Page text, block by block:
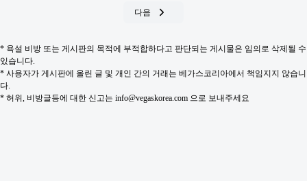
다음
* 욕설 비방 또는 게시판의 목적에 부적합하다고 판단되는 게시물은 임의로 삭제될 수
있습니다.
* 사용자가 게시판에 올린 글 및 개인 간의 거래는 베가스코리아에서 책임지지 않습니
다.
* 허위, 비방글등에 대한 신고는 info@vegaskorea.com 으로 보내주세요